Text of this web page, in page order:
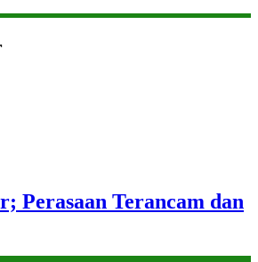
Perasaan Terancam dan